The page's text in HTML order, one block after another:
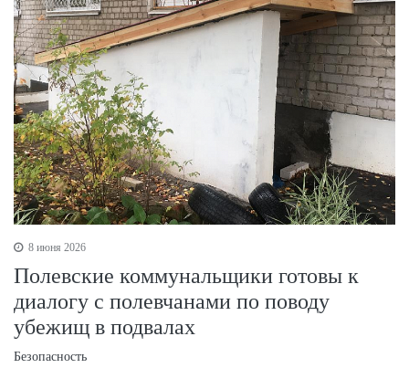
8 июня 2026
Полевские коммунальщики готовы к
диалогу с полевчанами по поводу
убежищ в подвалах
Безопасность